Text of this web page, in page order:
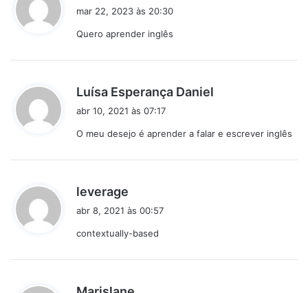
s
mar 22, 2023 às 20:30
Quero aprender inglês
Luísa Esperança Daniel
s
abr 10, 2021 às 07:17
O meu desejo é aprender a falar e escrever inglês
leverage
i
s
abr 8, 2021 às 00:57
contextually-based